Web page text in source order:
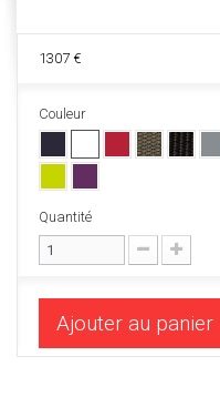
1307 €
Couleur
Quantité
Ajouter au panier